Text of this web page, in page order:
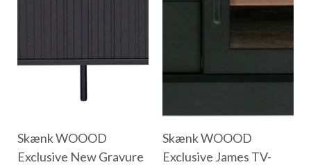
Skænk WOOOD
Exclusive New Gravure
Skænk WOOOD
Exclusive James TV-